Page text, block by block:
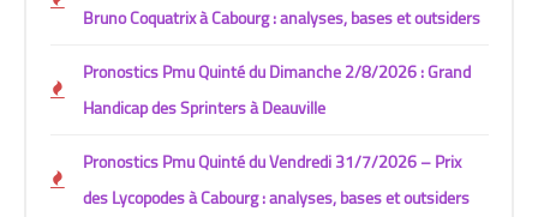
Bruno Coquatrix à Cabourg : analyses, bases et outsiders
Pronostics Pmu Quinté du Dimanche 2/8/2026 : Grand
Handicap des Sprinters à Deauville
Pronostics Pmu Quinté du Vendredi 31/7/2026 – Prix
des Lycopodes à Cabourg : analyses, bases et outsiders